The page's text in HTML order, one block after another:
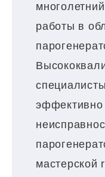
работы в
мастерской